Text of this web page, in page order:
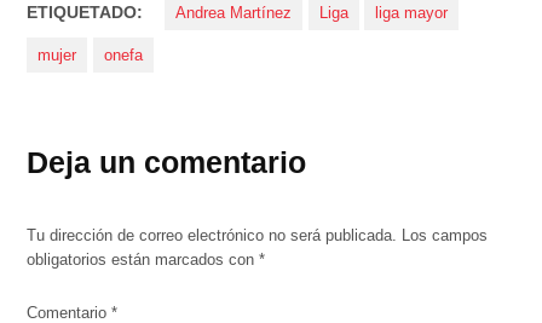
ETIQUETADO: Andrea Martínez Liga liga mayor
mujer onefa
Deja un comentario
Tu dirección de correo electrónico no será publicada.
Los campos
obligatorios están marcados con*
Comentario*